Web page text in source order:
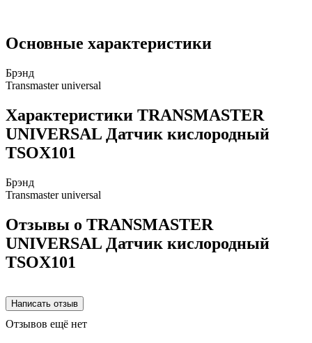
Основные характеристики
Брэнд
Transmaster universal
Характеристики TRANSMASTER
UNIVERSAL Датчик кислородный
TSOX101
Брэнд
Transmaster universal
Отзывы о TRANSMASTER
UNIVERSAL Датчик кислородный
TSOX101
Отзывов ещё нет